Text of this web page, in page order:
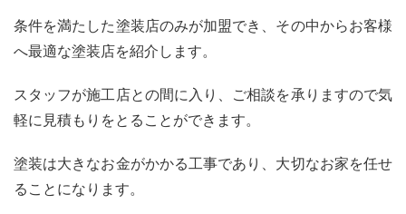
条件を満たした塗装店のみが加盟でき、その中からお客様
へ最適な塗装店を紹介します。
スタッフが施工店との間に入り、ご相談を承りますので気
軽に見積もりをとることができます。
塗装は大きなお金がかかる工事であり、大切なお家を任せ
ることになります。